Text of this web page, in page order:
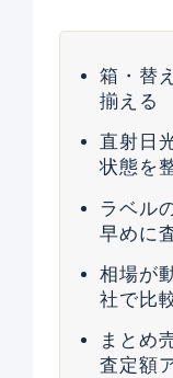
箱・替
揃える
直射日
状態を
ラベル
早めに
相場が
社で比
まとめ
査定額